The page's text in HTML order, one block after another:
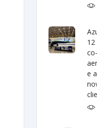
e